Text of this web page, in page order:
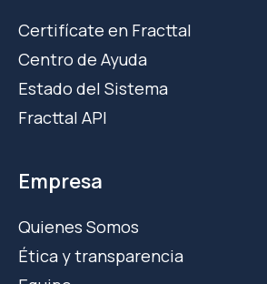
Certifícate en Fracttal
Centro de Ayuda
Estado del Sistema
Fracttal API
Empresa
Quienes Somos
Ética y transparencia